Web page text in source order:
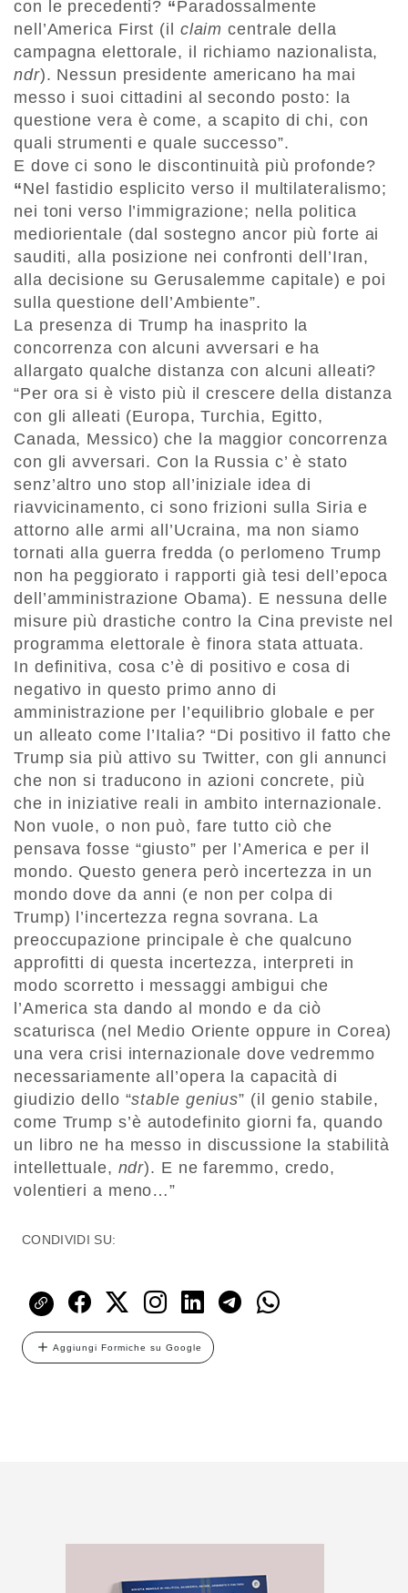
con le precedenti? “Paradossalmente
nell’America First (il claim centrale della
campagna elettorale, il richiamo nazionalista,
ndr). Nessun presidente americano ha mai
messo i suoi cittadini al secondo posto: la
questione vera è come, a scapito di chi, con
quali strumenti e quale successo”.
E dove ci sono le discontinuità più profonde?
“Nel fastidio esplicito verso il multilateralismo;
nei toni verso l’immigrazione; nella politica
mediorientale (dal sostegno ancor più forte ai
sauditi, alla posizione nei confronti dell’Iran,
alla decisione su Gerusalemme capitale) e poi
sulla questione dell’Ambiente”.
La presenza di Trump ha inasprito la
concorrenza con alcuni avversari e ha
allargato qualche distanza con alcuni alleati?
“Per ora si è visto più il crescere della distanza
con gli alleati (Europa, Turchia, Egitto,
Canada, Messico) che la maggior concorrenza
con gli avversari. Con la Russia c’ è stato
senz’altro uno stop all’iniziale idea di
riavvicinamento, ci sono frizioni sulla Siria e
attorno alle armi all’Ucraina, ma non siamo
tornati alla guerra fredda (o perlomeno Trump
non ha peggiorato i rapporti già tesi dell’epoca
dell’amministrazione Obama). E nessuna delle
misure più drastiche contro la Cina previste nel
programma elettorale è finora stata attuata.
In definitiva, cosa c’è di positivo e cosa di
negativo in questo primo anno di
amministrazione per l’equilibrio globale e per
un alleato come l’Italia? “Di positivo il fatto che
Trump sia più attivo su Twitter, con gli annunci
che non si traducono in azioni concrete, più
che in iniziative reali in ambito internazionale.
Non vuole, o non può, fare tutto ciò che
pensava fosse “giusto” per l’America e per il
mondo. Questo genera però incertezza in un
mondo dove da anni (e non per colpa di
Trump) l’incertezza regna sovrana. La
preoccupazione principale è che qualcuno
approfitti di questa incertezza, interpreti in
modo scorretto i messaggi ambigui che
l’America sta dando al mondo e da ciò
scaturisca (nel Medio Oriente oppure in Corea)
una vera crisi internazionale dove vedremmo
necessariamente all’opera la capacità di
giudizio dello “stable genius” (il genio stabile,
come Trump s’è autodefinito giorni fa, quando
un libro ne ha messo in discussione la stabilità
intellettuale, ndr). E ne faremmo, credo,
volentieri a meno…”
CONDIVIDI SU:
Aggiungi Formiche su Google